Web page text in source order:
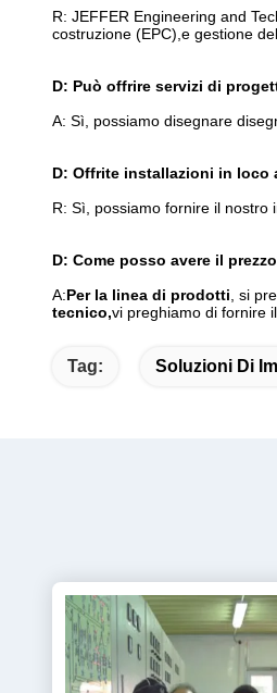
R: JEFFER Engineering and
costruzione (EPC),e gestione
D: Può offrire servizi di
A: Sì, possiamo disegnare
D: Offrite installazioni in loco
R: Sì, possiamo fornire il nostro
D: Come posso avere il
A:Per la linea di prodotti , si
tecnico,vi preghiamo di fornire
Tag: Soluzioni Di